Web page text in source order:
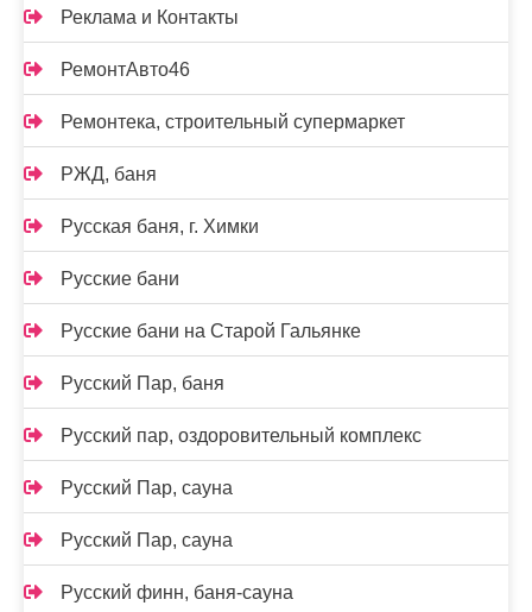
Реклама и Контакты
РемонтАвто46
Ремонтека, строительный супермаркет
РЖД, баня
Русская баня, г. Химки
Русские бани
Русские бани на Старой Гальянке
Русский Пар, баня
Русский пар, оздоровительный комплекс
Русский Пар, сауна
Русский Пар, сауна
Русский финн, баня-сауна